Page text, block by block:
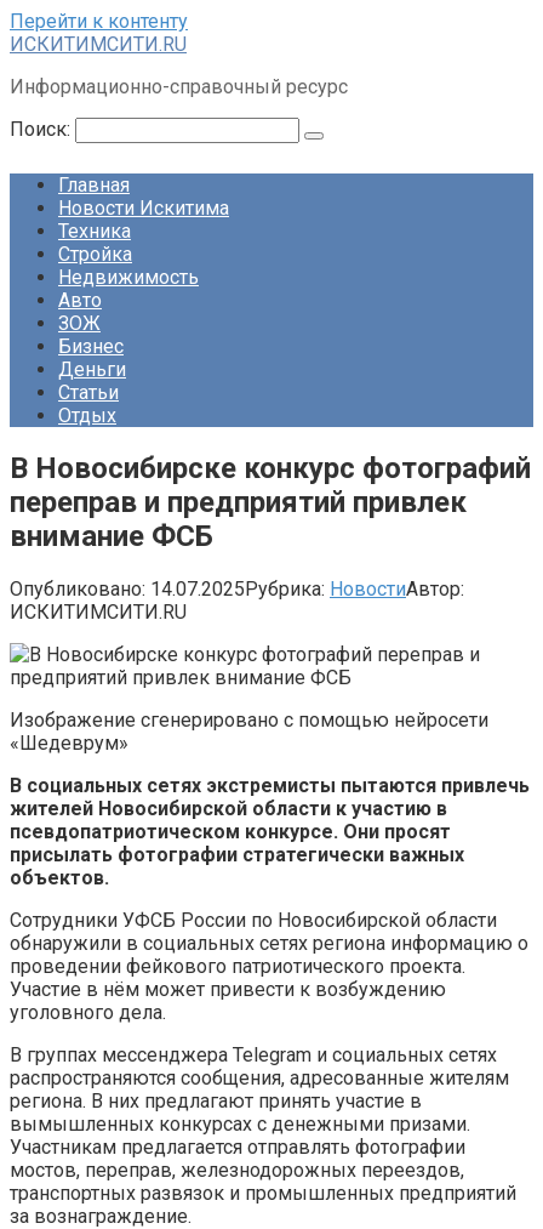
Перейти к контенту
ИСКИТИМСИТИ.RU
Информационно-справочный ресурс
Поиск:
Главная
Новости Искитима
Техника
Стройка
Недвижимость
Авто
ЗОЖ
Бизнес
Деньги
Статьи
Отдых
В Новосибирске конкурс фотографий
переправ и предприятий привлек
внимание ФСБ
Опубликовано: 14.07.2025Рубрика: НовостиАвтор:
ИСКИТИМСИТИ.RU
Изображение сгенерировано с помощью нейросети
«Шедеврум»
В социальных сетях экстремисты пытаются привлечь
жителей Новосибирской области к участию в
псевдопатриотическом конкурсе. Они просят
присылать фотографии стратегически важных
объектов.
Сотрудники УФСБ России по Новосибирской области
обнаружили в социальных сетях региона информацию о
проведении фейкового патриотического проекта.
Участие в нём может привести к возбуждению
уголовного дела.
В группах мессенджера Telegram и социальных сетях
распространяются сообщения, адресованные жителям
региона. В них предлагают принять участие в
вымышленных конкурсах с денежными призами.
Участникам предлагается отправлять фотографии
мостов, переправ, железнодорожных переездов,
транспортных развязок и промышленных предприятий
за вознаграждение.